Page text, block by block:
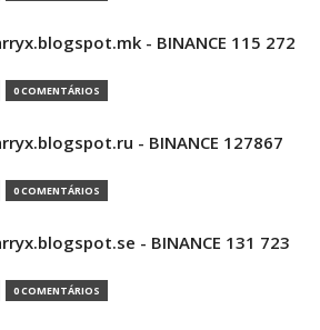
- BINANCE 115 272
0 COMENTÁRIOS
- BINANCE 127867
0 COMENTÁRIOS
- BINANCE 131 723
0 COMENTÁRIOS